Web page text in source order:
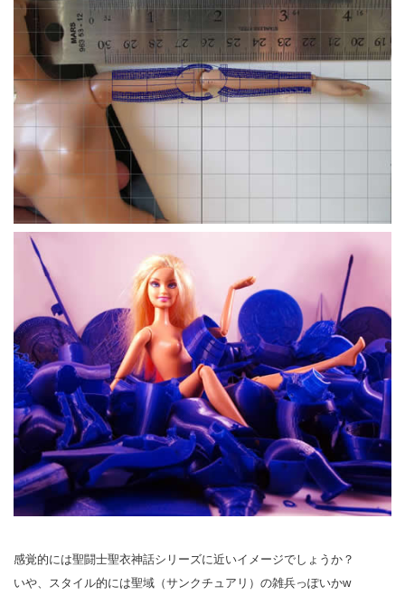
感覚的には聖闘士聖衣神話シリーズに近いイメージでしょうか？
いや、スタイル的には聖域（サンクチュアリ）の雑兵っぽいかw